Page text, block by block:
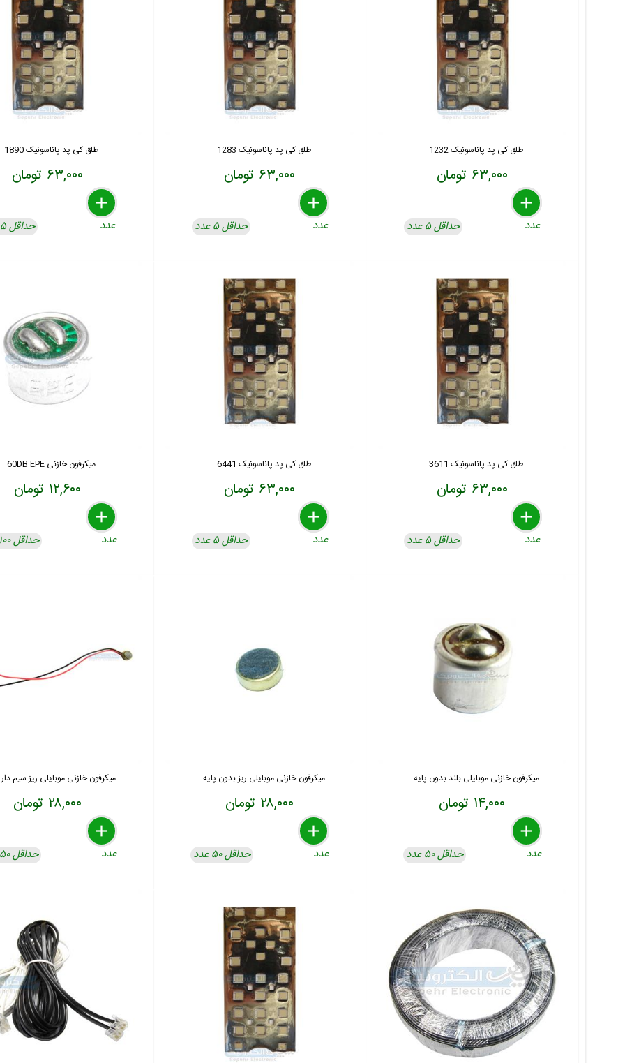
طلق کی پد پاناسونیک 1232
۶۳,۰۰۰ تومان
delete
remove
add
عدد حداقل ۵ عدد
طلق کی پد پاناسونیک 1283
۶۳,۰۰۰ تومان
delete
remove
add
عدد حداقل ۵ عدد
طلق کی پد پاناسونیک 1890
۶۳,۰۰۰ تومان
delete
remove
add
عدد حداقل ۵ عدد
طلق کی پد پاناسونیک 3611
۶۳,۰۰۰ تومان
delete
remove
add
عدد حداقل ۵ عدد
طلق کی پد پاناسونیک 6441
۶۳,۰۰۰ تومان
delete
remove
add
عدد حداقل ۵ عدد
میکرفون خازنی 60DB EPE
۱۲,۶۰۰ تومان
delete
remove
add
عدد حداقل ۱۰۰ عدد
میکرفون خازنی موبایلی بلند بدون پایه
۱۴,۰۰۰ تومان
delete
remove
add
عدد حداقل ۵۰ عدد
میکرفون خازنی موبایلی ریز بدون پایه
۲۸,۰۰۰ تومان
delete
remove
add
عدد حداقل ۵۰ عدد
میکرفون خازنی موبایلی ریز سیم دار
۲۸,۰۰۰ تومان
delete
remove
add
عدد حداقل ۵۰ عدد